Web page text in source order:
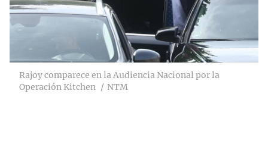
Rajoy comparece en la Audiencia Nacional por la
Operación Kitchen
NTM